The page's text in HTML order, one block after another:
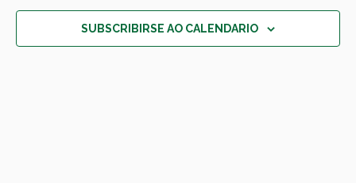
vistas
SUBSCRIBIRSE AO CALENDARIO